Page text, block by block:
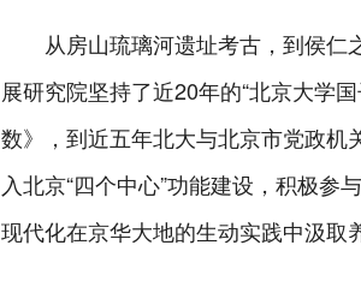
从房山琉璃河遗址考古，到侯
展研究院坚持了近20年的“北京大学
数》，到近五年北大与北京市党政
入北京“四个中心”功能建设，积极
现代化在京华大地的生动实践中汲取